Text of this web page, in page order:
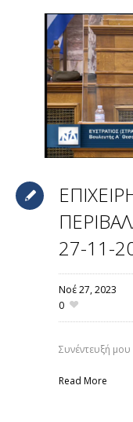
27-11-
Νοέ 27,2023
0
Συνέντευξή μου
Read More